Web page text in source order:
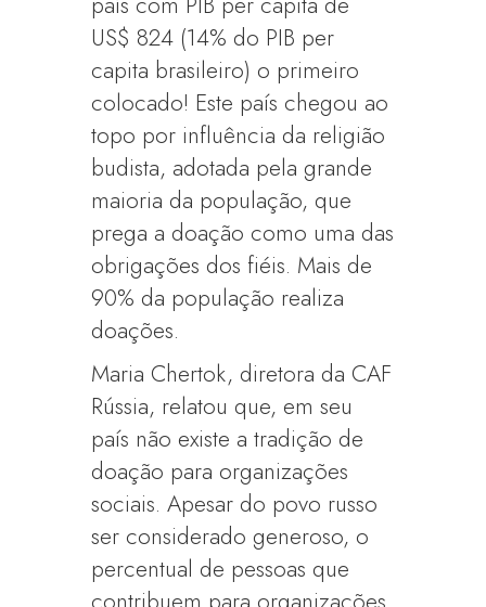
US$ 824 (14% do PIB per
capita brasileiro) o primeiro
colocado! Este país chegou ao
topo por influência da religião
budista, adotada pela grande
maioria da população, que
prega a doação como uma das
obrigações dos fiéis. Mais de
90% da população realiza
doações.
Maria Chertok, diretora da CAF
Rússia, relatou que, em seu
país não existe a tradição de
doação para organizações
sociais. Apesar do povo russo
ser considerado generoso, o
percentual de pessoas que